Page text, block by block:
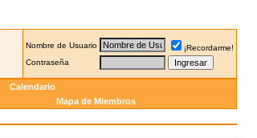
Nombre de Usuario
¡Recordarme!
Contraseña
Calendario
Mapa de Miembros